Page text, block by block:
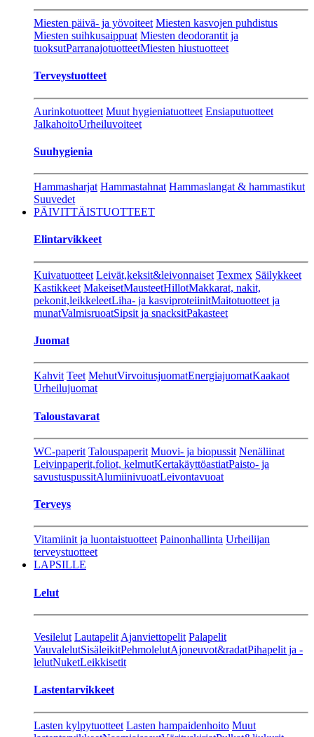
Miesten päivä- ja yövoiteet Miesten kasvojen puhdistus
Miesten suihkusaippuat Miesten deodorantit ja
tuoksutParranajotuotteetMiesten hiustuotteet
Terveystuotteet
Aurinkotuotteet Muut hygieniatuotteet Ensiaputuotteet
JalkahoitoUrheiluvoiteet
Suuhygienia
Hammasharjat Hammastahnat Hammaslangat & hammastikut
Suuvedet
PÄIVITTÄISTUOTTEET
Elintarvikkeet
Kuivatuotteet Leivät,keksit&leivonnaiset Texmex Säilykkeet
Kastikkeet MakeisetMausteetHillotMakkarat, nakit,
pekonit,leikkeleetLiha- ja kasviproteiinitMaitotuotteet ja
munatValmisruoatSipsit ja snacksitPakasteet
Juomat
Kahvit Teet MehutVirvoitusjuomatEnergiajuomatKaakaot
Urheilujuomat
Taloustavarat
WC-paperit Talouspaperit Muovi- ja biopussit Nenäliinat
Leivinpaperit,foliot, kelmutKertakäyttöastiatPaisto- ja
savustuspussitAlumiinivuoatLeivontavuoat
Terveys
Vitamiinit ja luontaistuotteet Painonhallinta Urheilijan
terveystuotteet
LAPSILLE
Lelut
Vesilelut Lautapelit Ajanviettopelit Palapelit
VauvalelutSisäleikitPehmolelutAjoneuvot&radatPihapelit ja -
lelutNuketLeikkisetit
Lastentarvikkeet
Lasten kylpytuotteet Lasten hampaidenhoito Muut